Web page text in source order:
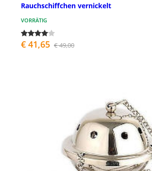
Rauchschiffchen vernickelt
VORRÄTIG
€ 41,65 € 49,00